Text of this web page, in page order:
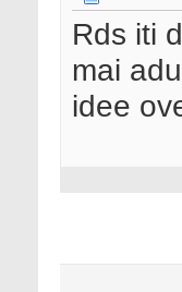
Rds iti
mai
idee